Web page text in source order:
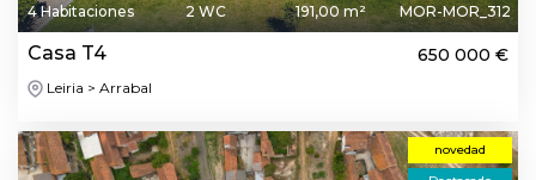
4 Habitaciones 2 WC 191,00 m² MOR-MOR_312
Casa T4 650 000 €
Leiria > Arrabal
novedad